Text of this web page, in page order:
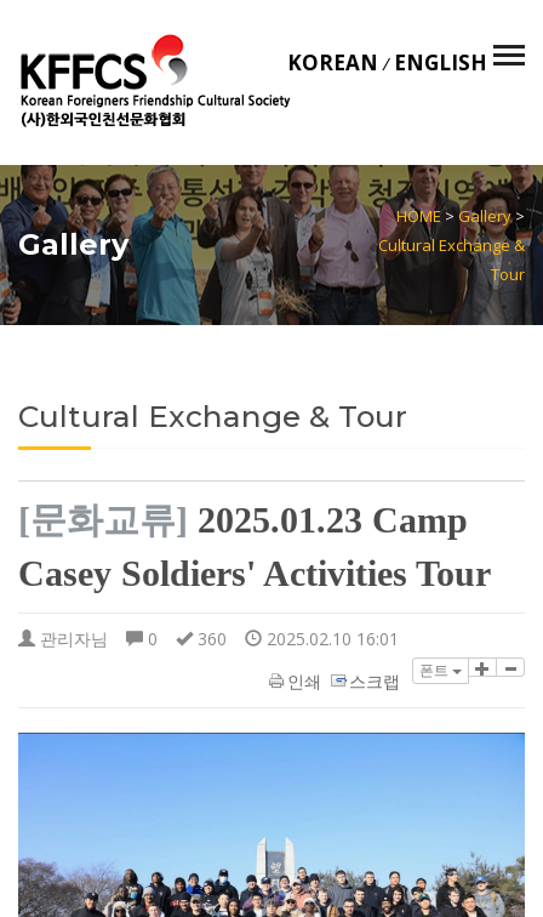
KOREAN / ENGLISH
Gallery
HOME> Gallery>
Cultural Exchange &
Tour
Cultural Exchange & Tour
[문화교류] 2025.01.23 Camp
Casey Soldiers' Activities Tour
관리자님 0 360 2025.02.10 16:01
폰트
인쇄 스크랩